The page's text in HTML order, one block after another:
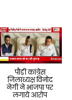
पौड़ी कांग्रेस
जिलाध्यक्ष विनोद
नेगी ने भाजपा पर
लगाये आरोप